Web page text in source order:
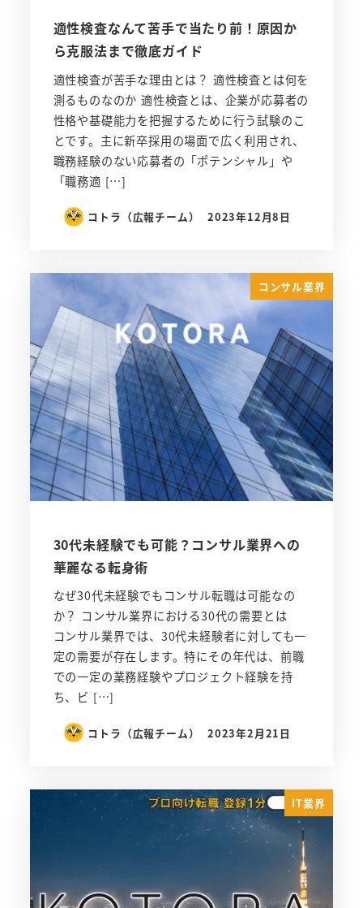
適性検査なんて苦手で当たり前！原因か
ら克服法まで徹底ガイド
適性検査が苦手な理由とは？ 適性検査とは何を
測るものなのか 適性検査とは、企業が応募者の
性格や基礎能力を把握するために行う試験のこ
とです。主に新卒採用の場面で広く利用され、
職務経験のない応募者の「ポテンシャル」や
「職務適 […]
コトラ（広報チーム） 2023年12月8日
コンサル業界
30代未経験でも可能？コンサル業界への
華麗なる転身術
なぜ30代未経験でもコンサル転職は可能なの
か？ コンサル業界における30代の需要とは
コンサル業界では、30代未経験者に対しても一
定の需要が存在します。特にその年代は、前職
での一定の業務経験やプロジェクト経験を持
ち、ビ […]
コトラ（広報チーム） 2023年2月21日
IT業界